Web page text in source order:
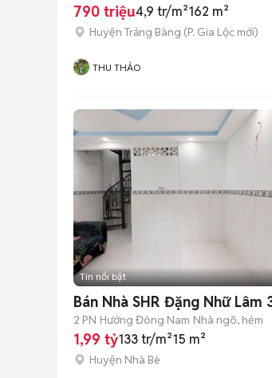
790 triệu4,9 tr/m²162 m²
Huyện Trảng Bàng (P. Gia Lộc mới)
THU THẢO
Tin nổi bật
Bán Nhà SHR Đặng Nhữ
2 PN Hướng Đông Nam Nhà ngõ, hẻm
1,99 tỷ133 tr/m²15 m²
Huyện Nhà Bè